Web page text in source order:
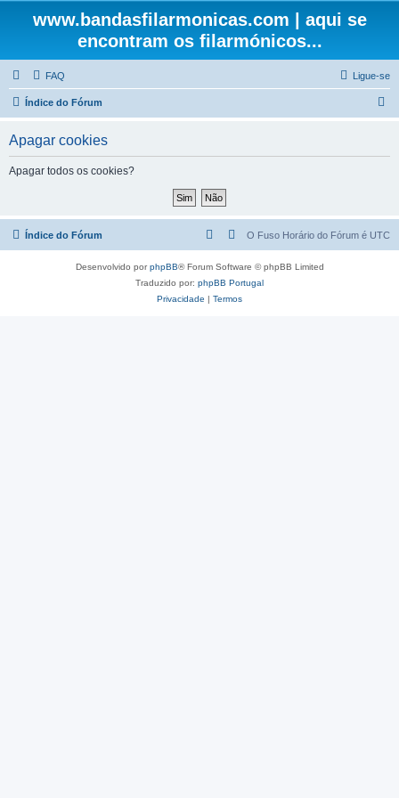
www.bandasfilarmonicas.com | aqui se
encontram os filarmónicos...
FAQ Ligue-se
Índice do Fórum
a
Apagar cookies
Apagar todos os cookies?
Índice do Fórum O Fuso Horário do Fórum é UTC
Desenvolvido porphpBB® Forum Software © phpBB Limited
Traduzido por: phpBB Portugal
Privacidade | Termos